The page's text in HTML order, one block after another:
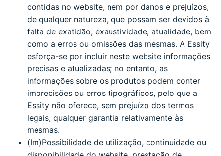
contidas no website, nem por danos e prejuízos,
de qualquer natureza, que possam ser devidos à
falta de exatidão, exaustividade, atualidade, bem
como a erros ou omissões das mesmas. A Essity
esforça-se por incluir neste website informações
precisas e atualizadas; no entanto, as
informações sobre os produtos podem conter
imprecisões ou erros tipográficos, pelo que a
Essity não oferece, sem prejuízo dos termos
legais, qualquer garantia relativamente às
mesmas.
(Im)Possibilidade de utilização, continuidade ou